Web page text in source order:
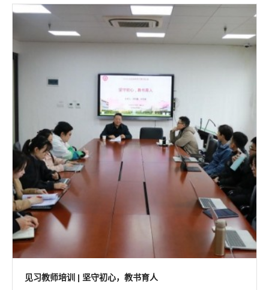
见习教师培训 | 坚守初心，教书育人